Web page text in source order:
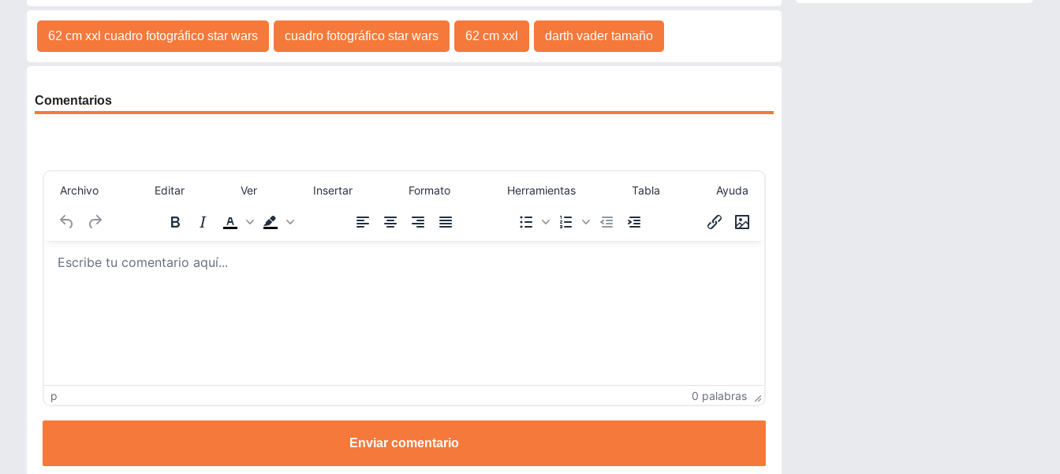
62 cm xxl cuadro fotográfico star wars cuadro fotográfico star wars 62 cm xxl darth vader tamaño
Comentarios
Archivo Editar Ver Insertar Formato Herramientas Tabla Ayuda
p 0 palabras
Enviar comentario